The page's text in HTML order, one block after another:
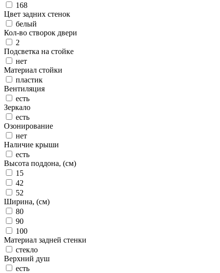
168
Цвет задних стенок
белый
Кол-во створок двери
2
Подсветка на стойке
нет
Материал стойки
пластик
Вентиляция
есть
Зеркало
есть
Озонирование
нет
Наличие крыши
есть
Высота поддона, (см)
15
42
52
Ширина, (см)
80
90
100
Материал задней стенки
стекло
Верхний душ
есть